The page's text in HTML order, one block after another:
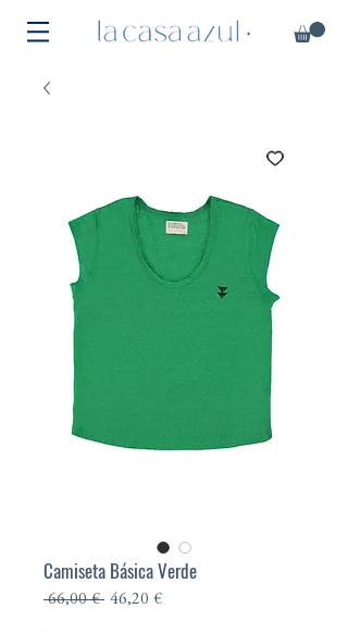
Camiseta Básica Verde
66,00 € Precio
46,20 €Precio